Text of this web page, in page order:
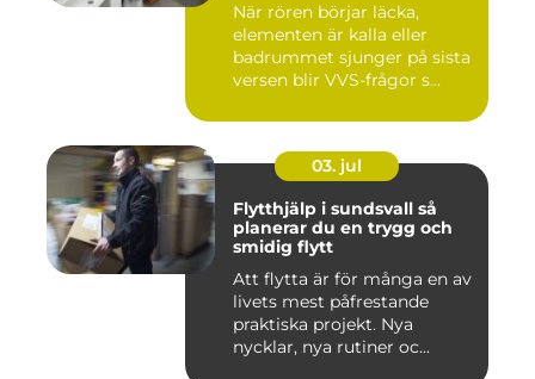
När rören börjar läcka,
elementen är kalla eller
badrummet sjunger på sista
versen blir VVS-frågor s...
03. jul
Flytthjälp i sundsvall så
planerar du en trygg och
smidig flytt
Att flytta är för många en av
livets mest påfrestande
praktiska projekt. Nya
nycklar, nya rutiner oc...